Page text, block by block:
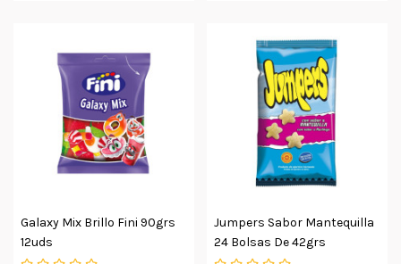
Galaxy Mix Brillo Fini 90grs
12uds
Jumpers Sabor Mantequilla
24 Bolsas De 42grs